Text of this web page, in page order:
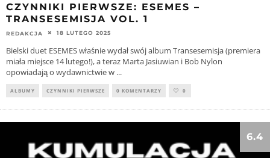
CZYNNIKI PIERWSZE: ESEMES –
TRANSESEMISJA VOL. 1
REDAKCJA 18 LUTEGO 2025
Bielski duet ESEMES właśnie wydał swój album Transesemisja (premiera
miała miejsce 14 lutego!), a teraz Marta Jasiuwian i Bob Nylon
opowiadają o wydawnictwie w ...
ALBUMY CZYNNIKI PIERWSZE 0 KOMENTARZY 0
6.4